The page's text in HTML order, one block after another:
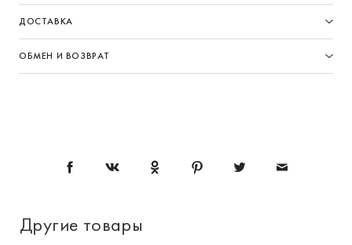
ДОСТАВКА
ОБМЕН И ВОЗВРАТ
Другие товары